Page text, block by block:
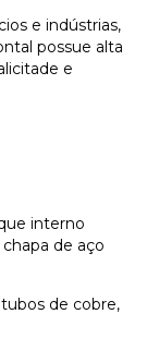
e indústrias,
possue alta
e
interno
de aço
de cobre,